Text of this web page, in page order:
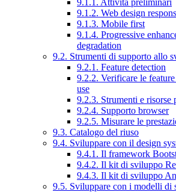
9.1.1. Attività preliminari
9.1.2. Web design
9.1.3. Mobile first
9.1.4. Progressive
degradation
9.2. Strumenti di supporto allo
9.2.1. Feature detection
9.2.2. Verificare le
use
9.2.3. Strumenti e risorse
9.2.4. Supporto browser
9.2.5. Misurare le
9.3. Catalogo del riuso
9.4. Sviluppare con il design
9.4.1. Il framework
9.4.2. Il kit di sviluppo
9.4.3. Il kit di sviluppo
9.5. Sviluppare con i modelli di